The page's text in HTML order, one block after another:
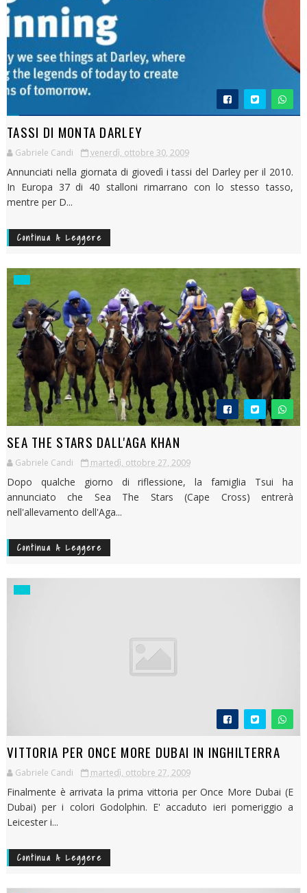
TASSI DI MONTA DARLEY
Gabriele Candi venerdì, ottobre 30, 2009
Annunciati nella giornata di giovedì i tassi del Darley per il 2010.
In Europa 37 di 40 stalloni rimarrano con lo stesso tasso,
mentre per D...
Continua A Leggere
SEA THE STARS DALL'AGA KHAN
Gabriele Candi martedì, ottobre 27, 2009
Dopo qualche giorno di riflessione, la famiglia Tsui ha
annunciato che Sea The Stars (Cape Cross) entrerà
nell'allevamento dell'Aga...
Continua A Leggere
VITTORIA PER ONCE MORE DUBAI IN INGHILTERRA
Gabriele Candi martedì, ottobre 27, 2009
Finalmente è arrivata la prima vittoria per Once More Dubai (E
Dubai) per i colori Godolphin. E' accaduto ieri pomeriggio a
Leicester i...
Continua A Leggere